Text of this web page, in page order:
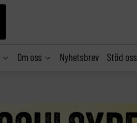
Om oss Nyhetsbrev Stöd oss